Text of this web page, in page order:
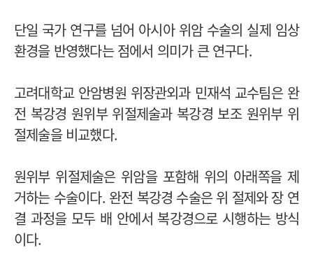
단일 국가 연구를 넘어 아시아 위암 수술의 실제 임상
환경을 반영했다는 점에서 의미가 큰 연구다.
고려대학교 안암병원 위장관외과 민재석 교수팀은 완
전 복강경 원위부 위절제술과 복강경 보조 원위부 위
절제술을 비교했다.
원위부 위절제술은 위암을 포함해 위의 아래쪽을 제
거하는 수술이다. 완전 복강경 수술은 위 절제와 장 연
결 과정을 모두 배 안에서 복강경으로 시행하는 방식
이다.